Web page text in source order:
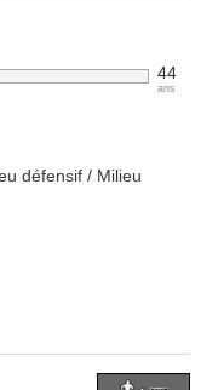
44
ans
défensif / Milieu